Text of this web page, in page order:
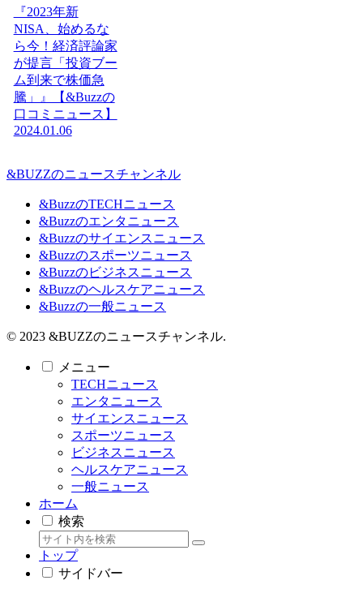
『2023年新
NISA、始めるな
ら今！経済評論家
が提言「投資ブー
ム到来で株価急
騰」』【&Buzzの
口コミニュース】
2024.01.06
&BUZZのニュースチャンネル
&BuzzのTECHニュース
&Buzzのエンタニュース
&Buzzのサイエンスニュース
&Buzzのスポーツニュース
&Buzzのビジネスニュース
&Buzzのヘルスケアニュース
&Buzzの一般ニュース
© 2023 &BUZZのニュースチャンネル.
メニュー
TECHニュース
エンタニュース
サイエンスニュース
スポーツニュース
ビジネスニュース
ヘルスケアニュース
一般ニュース
ホーム
検索
トップ
サイドバー